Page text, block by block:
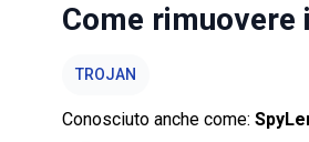
Come
TROJAN
Conosciuto anche come: